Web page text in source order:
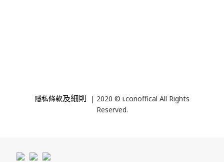
隱私條款及細則
| 2020 © i.conoffical All Rights
Reserved.